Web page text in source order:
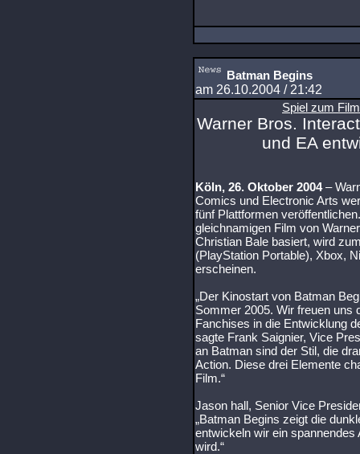
Batman Begins
am 26.10.2004 / 21:42
Spiel zum
Warner Bros.
und EA
Köln, 26. Oktober 2004–
Comics und Electronic Arts
fünf Plattformen
gleichnamigen Film von
Christian Bale basiert, wird
(PlayStation Portable), Xbox,
erscheinen.
„Der Kinostart von Batman
Sommer 2005. Wir freuen uns
Fanchises in die Entwicklung
sagte Frank Saignier, Vice
an Batman sind der Stil, die
Action. Diese drei Elemente
Film.“
Jason hall, Senior Vice
„Batman Begins zeigt die
entwickeln wir ein
wird.“